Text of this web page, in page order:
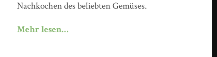
Nachkochen des beliebten Gemüses.
Mehr lesen…